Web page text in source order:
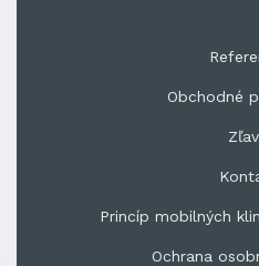
Obchodné
Princíp mobilných
Ochrana